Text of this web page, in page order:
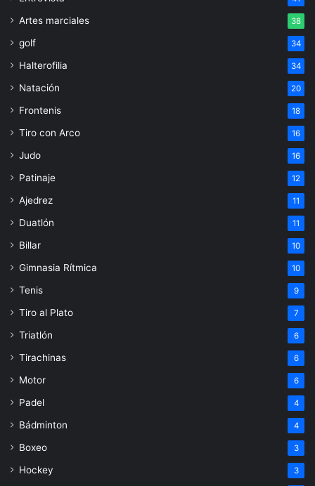
Artes marciales 38
golf 34
Halterofilia 34
Natación 20
Frontenis 18
Tiro con Arco 16
Judo 16
Patinaje 12
Ajedrez 11
Duatlón 11
Billar 10
Gimnasia Rítmica 10
Tenis 9
Tiro al Plato 7
Triatlón 6
Tirachinas 6
Motor 6
Padel 4
Bádminton 4
Boxeo 3
Hockey 3